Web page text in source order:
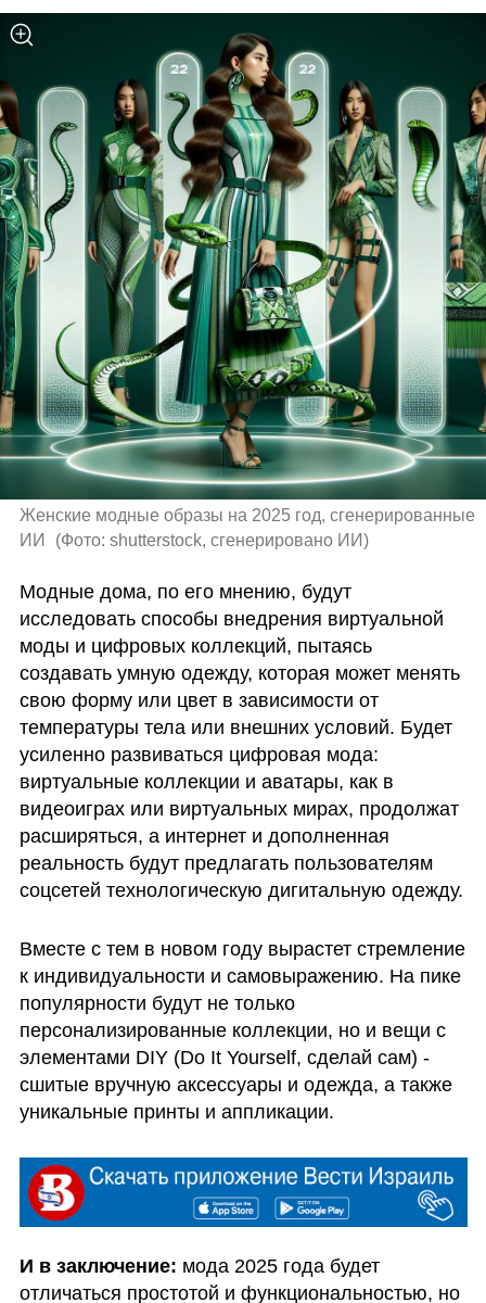
Женские модные образы на 2025 год, сгенерированные
ИИ
(Фото: shutterstock, сгенерировано ИИ)
Модные дома, по его мнению, будут
исследовать способы внедрения виртуальной
моды и цифровых коллекций, пытаясь
создавать умную одежду, которая может менять
свою форму или цвет в зависимости от
температуры тела или внешних условий. Будет
усиленно развиваться цифровая мода:
виртуальные коллекции и аватары, как в
видеоиграх или виртуальных мирах, продолжат
расширяться, а интернет и дополненная
реальность будут предлагать пользователям
Вместе с тем в новом году вырастет стремление
к индивидуальности и самовыражению. На пике
популярности будут не только
персонализированные коллекции, но и вещи с
элементами DIY (Do It Yourself, сделай сам) -
сшитые вручную аксессуары и одежда, а также
уникальные принты и аппликации.
И в заключение: мода 2025 года будет
отличаться простотой и функциональностью, но